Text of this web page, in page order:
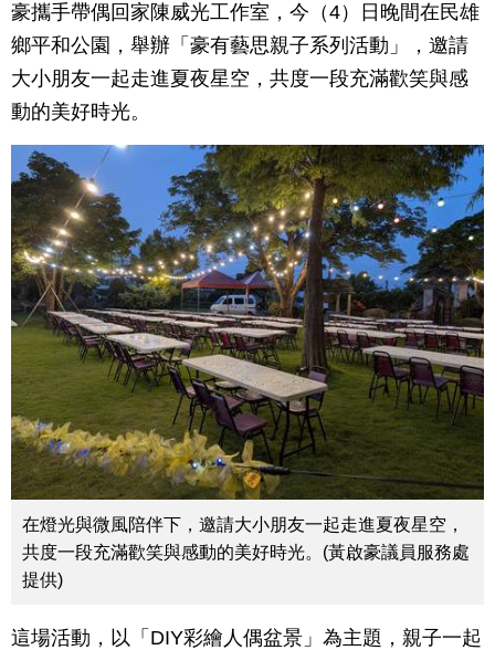
豪攜手帶偶回家陳威光工作室，今（4）日晚間在民雄
鄉平和公園，舉辦「豪有藝思親子系列活動」，邀請
大小朋友一起走進夏夜星空，共度一段充滿歡笑與感
動的美好時光。
在燈光與微風陪伴下，邀請大小朋友一起走進夏夜星空，
共度一段充滿歡笑與感動的美好時光。(黃啟豪議員服務處
提供)
這場活動，以「DIY彩繪人偶盆景」為主題，親子一起